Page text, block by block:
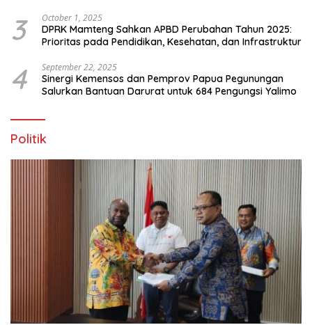
3 October 1, 2025
DPRK Mamteng Sahkan APBD Perubahan Tahun 2025:
Prioritas pada Pendidikan, Kesehatan, dan Infrastruktur
4 September 22, 2025
Sinergi Kemensos dan Pemprov Papua Pegunungan
Salurkan Bantuan Darurat untuk 684 Pengungsi Yalimo
Politik